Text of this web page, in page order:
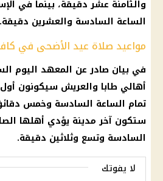
والثامنة عشر دقيقة، بينما في
الساعة السادسة والعشرين دقيقة.
مواعيد صلاة عيد الأضحى في
في بيان صادر عن المعهد اليوم
أهالي طابا والعريش سيكونون
تمام الساعة السادسة وخمس
ستكون آخر مدينة يؤدي أهلها
السادسة وتسع وثلاثين دقيقة.
لا يفوتك